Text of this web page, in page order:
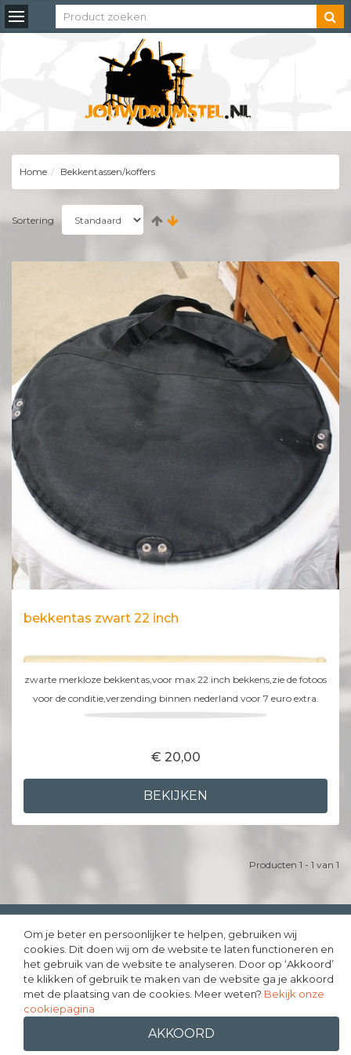
Toggle
Home Bekkentassen/koffers
Sortering
bekkentas zwart 22 inch
zwarte merkloze bekkentas,voor max 22 inch bekkens,zie de fotoos
voor de conditie,verzending binnen nederland voor 7 euro extra.
€ 20,00
BEKIJKEN
Producten 1 - 1 van 1
Copyright © 1999 - 2026 - JouwDrumstel.nl | Webdesign Purify Media
FACEBOOK INSTAGRAM
Om je beter en persoonlijker te helpen, gebruiken wij
cookies. Dit doen wij om de website te laten functioneren en
het gebruik van de website te analyseren. Door op ‘Akkoord’
te klikken of gebruik te maken van de website ga je akkoord
met de plaatsing van de cookies. Meer weten? Bekijk onze
cookiepagina
AKKOORD